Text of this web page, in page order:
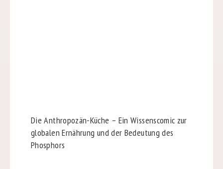
Die Anthropozän-Küche – Ein Wissenscomic zur
globalen Ernährung und der Bedeutung des
Phosphors